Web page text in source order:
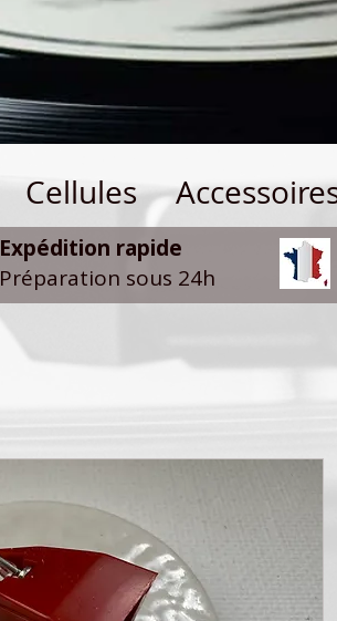
Cellules
Expédition rapide
Préparation sous 24h